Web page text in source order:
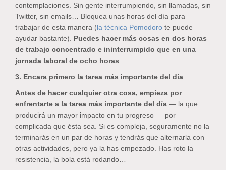
contemplaciones. Sin gente interrumpiendo, sin llamadas, sin
Twitter, sin emails… Bloquea unas horas del día para
trabajar de esta manera (la técnica Pomodoro te puede
ayudar bastante). Puedes hacer más cosas en dos horas
de trabajo concentrado e ininterrumpido que en una
jornada laboral de ocho horas
3. Encara primero la tarea más importante del día
Antes de hacer cualquier otra cosa, empieza por
enfrentarte a la tarea más importante del día — la que
producirá un mayor impacto en tu progreso — por
complicada que ésta sea. Si es compleja, seguramente no la
terminarás en un par de horas y tendrás que alternarla con
otras actividades, pero ya la has empezado. Has roto la
resistencia, la bola está rodando…